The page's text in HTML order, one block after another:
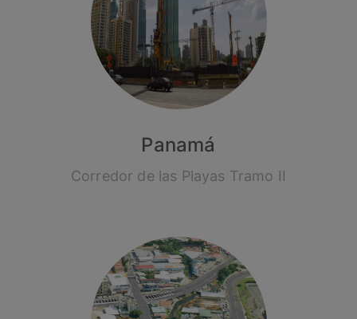
Panamá
Corredor de las Playas Tramo II